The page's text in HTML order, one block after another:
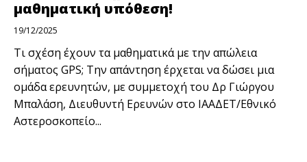
μαθηματική υπόθεση!
19/12/2025
Τι σχέση έχουν τα μαθηματικά με την απώλεια
σήματος GPS; Την απάντηση έρχεται να δώσει μια
ομάδα ερευνητών, με συμμετοχή του Δρ Γιώργου
Μπαλάση, Διευθυντή Ερευνών στο ΙΑΑΔΕΤ/Εθνικό
Αστεροσκοπείο...